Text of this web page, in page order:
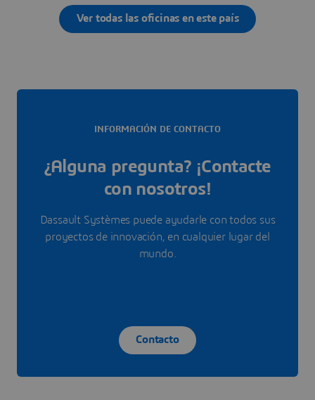
Ver todas las oficinas en este país
INFORMACIÓN DE CONTACTO
¿Alguna pregunta? ¡Contacte
con nosotros!
Dassault Systèmes puede ayudarle con todos sus
proyectos de innovación, en cualquier lugar del
mundo.
Contacto